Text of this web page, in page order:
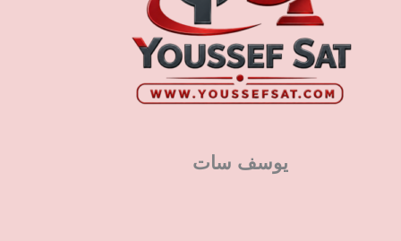
يوسف سات